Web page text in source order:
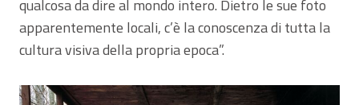
qualcosa da dire al mondo intero. Dietro le sue foto
apparentemente locali, c’è la conoscenza di tutta la
cultura visiva della propria epoca”.